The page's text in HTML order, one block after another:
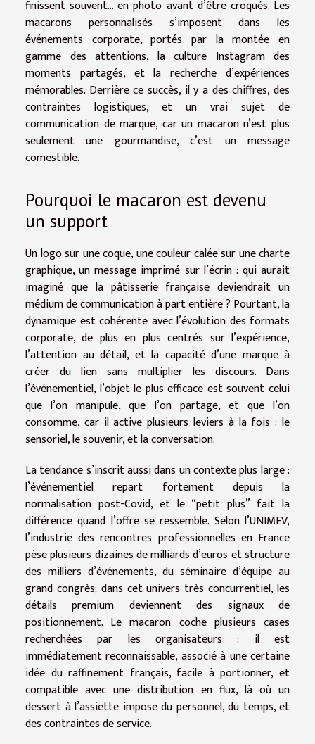
finissent souvent… en photo avant d’être croqués. Les
macarons personnalisés s’imposent dans les
événements corporate, portés par la montée en
gamme des attentions, la culture Instagram des
moments partagés, et la recherche d’expériences
mémorables. Derrière ce succès, il y a des chiffres, des
contraintes logistiques, et un vrai sujet de
communication de marque, car un macaron n’est plus
seulement une gourmandise, c’est un message
comestible.
Pourquoi le macaron est devenu
un support
Un logo sur une coque, une couleur calée sur une charte
graphique, un message imprimé sur l’écrin : qui aurait
imaginé que la pâtisserie française deviendrait un
médium de communication à part entière ? Pourtant, la
dynamique est cohérente avec l’évolution des formats
corporate, de plus en plus centrés sur l’expérience,
l’attention au détail, et la capacité d’une marque à
créer du lien sans multiplier les discours. Dans
l’événementiel, l’objet le plus efficace est souvent celui
que l’on manipule, que l’on partage, et que l’on
consomme, car il active plusieurs leviers à la fois : le
sensoriel, le souvenir, et la conversation.
La tendance s’inscrit aussi dans un contexte plus large :
l’événementiel repart fortement depuis la
normalisation post-Covid, et le “petit plus” fait la
différence quand l’offre se ressemble. Selon l’UNIMEV,
l’industrie des rencontres professionnelles en France
pèse plusieurs dizaines de milliards d’euros et structure
des milliers d’événements, du séminaire d’équipe au
grand congrès; dans cet univers très concurrentiel, les
détails premium deviennent des signaux de
positionnement. Le macaron coche plusieurs cases
recherchées par les organisateurs : il est
immédiatement reconnaissable, associé à une certaine
idée du raffinement français, facile à portionner, et
compatible avec une distribution en flux, là où un
dessert à l’assiette impose du personnel, du temps, et
des contraintes de service.